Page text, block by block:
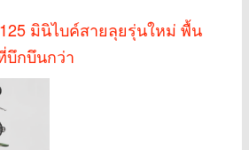
มินิไบค์สายลุยรุ่นใหม่ พื้น
บึกบึนกว่า